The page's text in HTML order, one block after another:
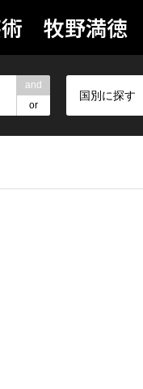
術 牧野満徳
and
or
国別に探す